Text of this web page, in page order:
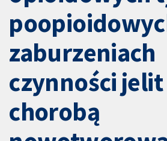
zaburzeniach
czynności jelit
chorobą